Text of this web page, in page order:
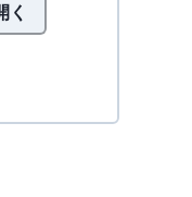
く